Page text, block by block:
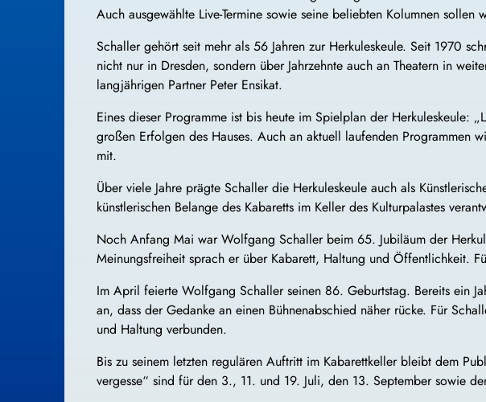
Auch ausgewählte Live-Termine sowie seine beliebten Kolumnen
Schaller gehört seit mehr als 56 Jahren zur Herkuleskeule. Seit 1970
nicht nur in Dresden, sondern über Jahrzehnte auch an Theatern in
langjährigen Partner Peter Ensikat.
Eines dieser Programme ist bis heute im Spielplan der
großen Erfolgen des Hauses. Auch an aktuell laufenden Programmen
mit.
Über viele Jahre prägte Schaller die Herkuleskeule auch als
künstlerischen Belange des Kabaretts im Keller des Kulturpalastes
Noch Anfang Mai war Wolfgang Schaller beim 65. Jubiläum der
Meinungsfreiheit sprach er über Kabarett, Haltung und Öffentlichkeit.
Im April feierte Wolfgang Schaller seinen 86. Geburtstag. Bereits ein
an, dass der Gedanke an einen Bühnenabschied näher rücke. Für
und Haltung verbunden.
Bis zu seinem letzten regulären Auftritt im Kabarettkeller bleibt dem
vergesse“ sind für den 3., 11. und 19. Juli, den 13. September sowie